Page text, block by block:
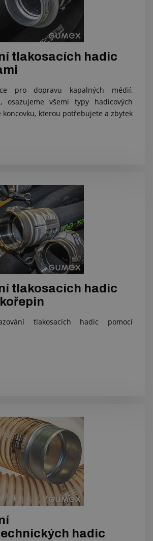
tlakosacích hadic
pro dopravu kapalných médií,
osazujeme všemi typy hadicových
koncovku, kterou potřebujete a zbytek
tlakosacích hadic
tlakosacích hadic pomocí
hadic